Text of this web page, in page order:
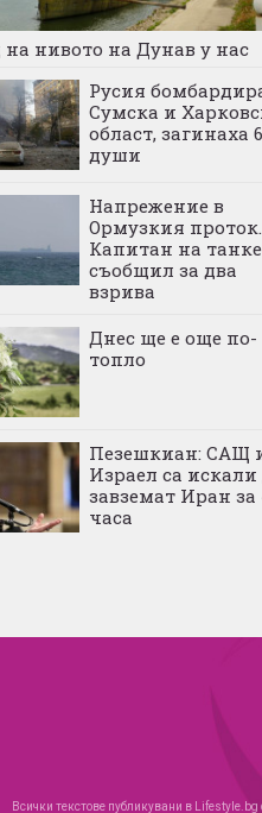
на нивото на Дунав у нас
Русия
Сумска и
област, загинаха 6
души
Напрежение в
Ормузкия проток.
Капитан на
съобщил за два
взрива
Днес ще е още по-
топло
Пезешкиан: САЩ
Израел са искали
завземат Иран за
часа
Всички текстове публикувани в